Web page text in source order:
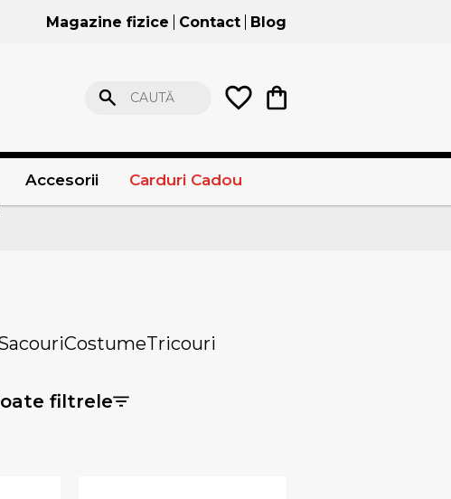
Magazine fizice Contact Blog
CAUTĂ
Accesorii Carduri Cadou
CostumeTricouri
filtrele